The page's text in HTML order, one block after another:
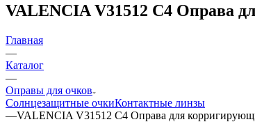
VALENCIA V31512 C4 Оправа
Главная
—
Каталог
—
Оправы для очков
Солнцезащитные очкиКонтактные линзы
—VALENCIA V31512 C4 Оправа для